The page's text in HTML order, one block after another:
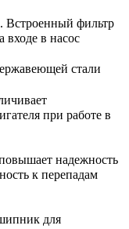
. Встроенный фильтр
входе в насос
стали
при работе в
надежность
к перепадам
для